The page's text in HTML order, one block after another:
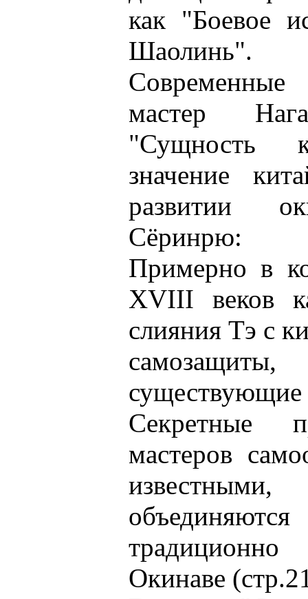
как "Боевое
Шаолинь".
Современные
мастер
"Сущность
значение
развитии
Сёринрю:
Примерно в
XVIII веков
слияния Тэ с
существующие
Секретные
мастеров
Окинаве